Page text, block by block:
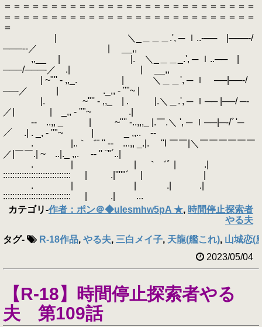
＝＝＝＝＝＝＝＝＝＝＝＝＝＝＝＝＝＝＝＝＝＝＝＝＝＝＝
＝＝＝＝＝＝＝＝＝＝＝＝＝＝＝＝＝＝＝＝＝＝＝＝＝＝＝
＝
| ＼_＿＿＿.', ─ ｌ..‐── |───‐/
───‐‐／ | __,,
,,__ | |. ＼_＿＿_.', ─ ｌ..── |
───/───‐／ .| | __,,
| ~"'' - ,,_. | ＼＿＿', ─ ｌ ──|──‐/
──‐／ | ._,, - ''"~ |
|. ~"'' - ,,_ | . |.＼＿.', ─ ｌ── |──/ ─‐
／| | _,, - ''"~ .|
‐- ..,, _ | ~"'' -..,,,_ |.￣.＼ ', ─ ｌ──|─‐/ﾞ'─
／ .| . _, - ''"~ | _ ,,.. -‐
. |..｀゛¨ '' ‐- ...,, _.|. ''l ￣￣|＼￣￣￣￣￣￣
／|￣￣.| ~ ..|._ ,,. -‐ '' ¨"´..|
. | | ｀゛ﾞ | .|
::::::::::::::::::::::::::::: | .|''''"´ | |
. | | .| .|
::::::::::::::::::::::::::::: | .| ...
カテゴリ-作者：ポン＠◆uIesmhw5pA ★, 時間停止探索者
やる夫
タグ- R-18作品, やる夫, 三白メイ子, 天龍(艦これ), 山城恋(
2023/05/04
【R-18】時間停止探索者やる
夫 第109話